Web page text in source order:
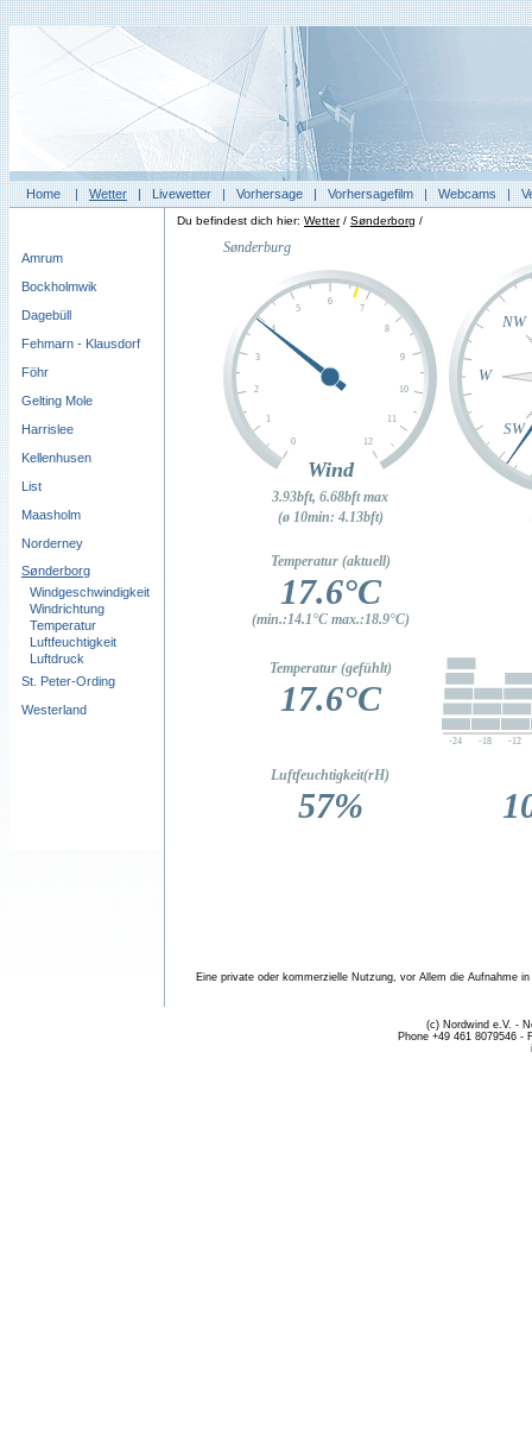
Home|Wetter|Livewetter|Vorhersage|Vorhersagefilm|Webcams|
Amrum
Bockholmwik
Dagebüll
Fehmarn - Klausdorf
Föhr
Gelting Mole
Harrislee
Kellenhusen
List
Maasholm
Norderney
Sønderborg
Windgeschwindigkeit
Windrichtung
Temperatur
Luftfeuchtigkeit
Luftdruck
St. Peter-Ording
Westerland
Du befindest dich hier: Wetter/ Sønderborg /
Eine private oder kommerzielle Nutzung, vor Allem die Aufnahme
(c) Nordwind e.V. -
Phone +49 461 8079546 -